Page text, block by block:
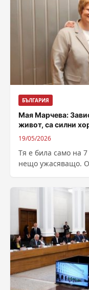
БЪЛГАРИЯ
Мая Марчева:
живот, са силни
19/05/2026
Тя е била само на
нещо ужасяващо.